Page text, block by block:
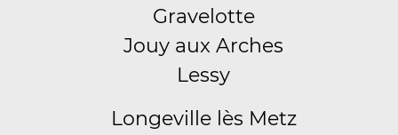
Gravelotte
Jouy aux Arches
Lessy
Longeville lès Metz